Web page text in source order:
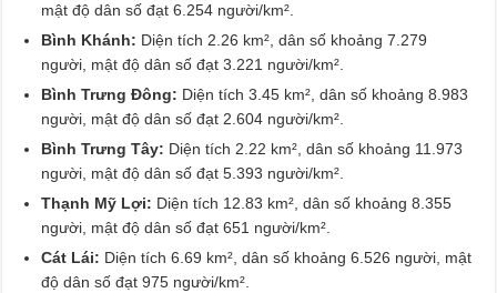
mật độ dân số đạt 6.254 người/km².
Bình Khánh: Diện tích 2.26 km², dân số khoảng 7.279
người, mật độ dân số đạt 3.221 người/km².
Bình Trưng Đông: Diện tích 3.45 km², dân số khoảng 8.983
người, mật độ dân số đạt 2.604 người/km².
Bình Trưng Tây: Diện tích 2.22 km², dân số khoảng 11.973
người, mật độ dân số đạt 5.393 người/km².
Thạnh Mỹ Lợi: Diện tích 12.83 km², dân số khoảng 8.355
người, mật độ dân số đạt 651 người/km².
Cát Lái: Diện tích 6.69 km², dân số khoảng 6.526 người, mật
độ dân số đạt 975 người/km².